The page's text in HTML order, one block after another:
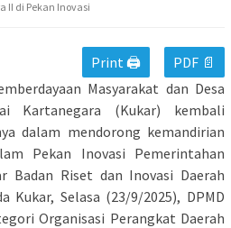
II di Pekan Inovasi
Print 🖨
PDF 📄
Masyarakat dan Desa
Kartanegara (Kukar) kembali
dalam mendorong kemandirian
Pekan Inovasi Pemerintahan
Badan Riset dan Inovasi Daerah
Kukar, Selasa (23/9/2025), DPMD
Organisasi Perangkat Daerah